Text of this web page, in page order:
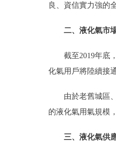
良、資信實力強的
二、液化氣市
截至2019年底，
化氣用戶將陸續接
由於老舊城區、
的液化氣用氣規模
三、液化氣供